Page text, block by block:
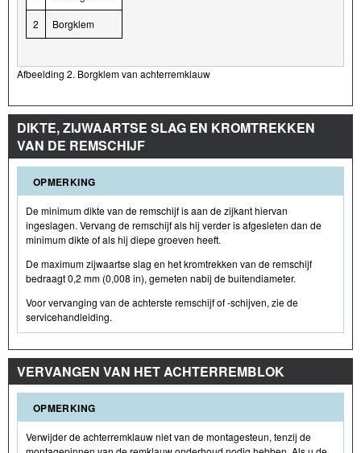
2 Borgklem
Afbeelding 2. Borgklem van achterremklauw
DIKTE, ZIJWAARTSE SLAG EN KROMTREKKEN
VAN DE REMSCHIJF
OPMERKING
De minimum dikte van de remschijf is aan de zijkant hiervan
ingeslagen. Vervang de remschijf als hij verder is afgesleten dan de
minimum dikte of als hij diepe groeven heeft.
De maximum zijwaartse slag en het kromtrekken van de remschijf
bedraagt 0,2 mm (0,008 in), gemeten nabij de buitendiameter.
Voor vervanging van de achterste remschijf of -schijven, zie de
servicehandleiding.
VERVANGEN VAN HET ACHTERREMBLOK
OPMERKING
Verwijder de achterremklauw niet van de montagesteun, tenzij de